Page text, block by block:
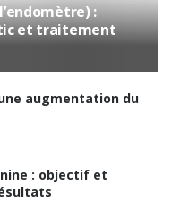
:
et traitement
augmentation du
: objectif et